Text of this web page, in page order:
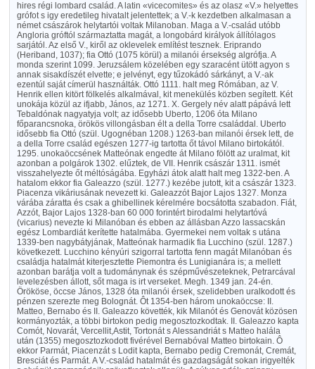
hires régi lombard család. A latin «vicecomites» és az olasz «V.» helyettes
grófot s igy eredetileg hivatalt jelentettek; a V.-k kezdetben alkalmasan a
német császárok helytartói voltak Milanoban. Maga a V.-család utóbb
Angloria gróftól származtatta magát, a longobárd királyok állítólagos
sarjától. Az első V., kiről az oklevelek említést tesznek. Eriprando
(Heriband, 1037); fia Ottó (1075 körül) a milanói érsekség algrófja. A
monda szerint 1099. Jeruzsálem közelében egy szaracént ütött agyon s
annak sisakdíszét elvette; e jelvényt, egy tűzokádó sárkányt, a V.-ak
ezentúl saját címerül használták. Ottó 1111. halt meg Rómában, az V.
Henrik ellen kitört fölkelés alkalmával, kit menekülés közben segített. Két
unokája közül az ifjabb, János, az 1271. X. Gergely név alatt pápává lett
Tebaldónak nagyatyja volt; az idősebb Uberto, 1206 óta Milano
főparancsnoka, örökös villongásban élt a della Torre családdal. Uberto
idősebb fia Ottó (szül. Ugognéban 1208.) 1263-ban milanói érsek lett, de
a della Torre család egészen 1277-ig tartotta őt távol Milano birtokától.
1295. unokaöccsének Matteónak engedte át Milano fölött az uralmat, kit
azonban a polgárok 1302. elűztek, de VII. Henrik császár 1311. ismét
visszahelyezte őt méltóságába. Egyházi átok alatt halt meg 1322-ben. A
hatalom ekkor fia Galeazzo (szül. 1277.) kezébe jutott, kit a császár 1323.
Piacenza vikáriusának nevezett ki. Galeazzót Bajor Lajos 1327. Monza
várába záratta és csak a ghibellinek kérelmére bocsátotta szabadon. Fiát,
Azzót, Bajor Lajos 1328-ban 60 000 forintért birodalmi helytartóvá
(vicarius) nevezte ki Milanóban és ebben az állásban Azzo lassacskán
egész Lombardiát kerítette hatalmába. Gyermekei nem voltak s utána
1339-ben nagybátyjának, Matteónak harmadik fia Lucchino (szül. 1287.)
következett. Lucchino kényúri szigorral tartotta fenn magát Milanóban és
családja hatalmát kiterjesztette Piemontra és Lunigianára is; a mellett
azonban barátja volt a tudománynak és szépművészeteknek, Petrarcával
levelezésben állott, sőt maga is irt verseket. Megh. 1349 jan. 24-én.
Örököse, öccse János, 1328 óta milanói érsek, szelidebben uralkodott és
pénzen szerezte meg Bolognát. Ôt 1354-ben három unokaöccse: II.
Matteo, Bernabo és II. Galeazzo követték, kik Milanót és Genovát közösen
kormányozták, a többi birtokon pedig megosztozkodtak. II. Galeazzo kapta
Comót, Novarát, Vercellit,Astit, Tortonát s Alessandriát s Matteo halála
után (1355) megosztozkodott fivérével Bernabóval Matteo birtokain. Ô
ekkor Parmát, Piacenzát s Lodit kapta, Bernabo pedig Cremonát, Cremát,
Bresciát és Parmát. A V.-család hatalmát és gazdagságát sokan irigyelték